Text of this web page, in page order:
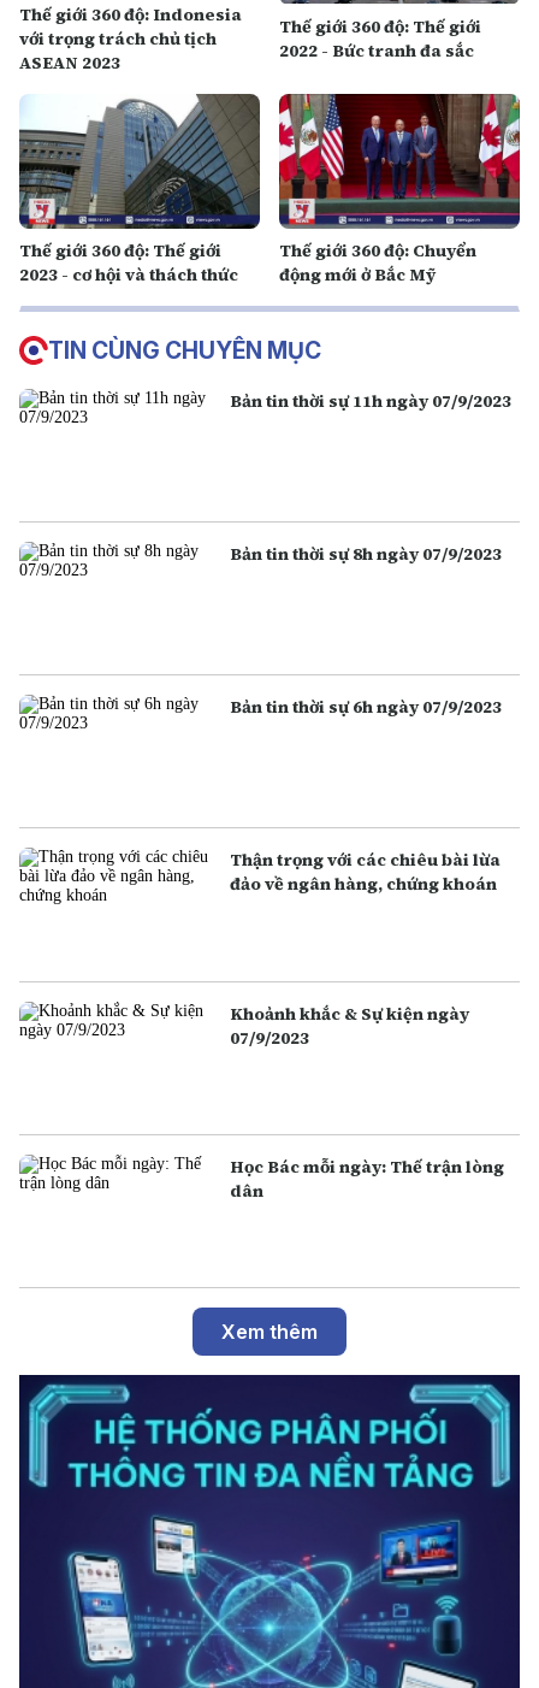
Thế giới 360 độ: Indonesia
với trọng trách chủ tịch
ASEAN 2023
Thế giới 360 độ: Thế giới
2022 - Bức tranh đa sắc
Thế giới 360 độ: Thế giới
2023 - cơ hội và thách thức
Thế giới 360 độ: Chuyển
động mới ở Bắc Mỹ
TIN CÙNG CHUYÊN MỤC
Bản tin thời sự 11h ngày 07/9/2023
Bản tin thời sự 8h ngày 07/9/2023
Bản tin thời sự 6h ngày 07/9/2023
Thận trọng với các chiêu bài lừa
đảo về ngân hàng, chứng khoán
Khoảnh khắc & Sự kiện ngày
07/9/2023
Học Bác mỗi ngày: Thế trận lòng
dân
Xem thêm